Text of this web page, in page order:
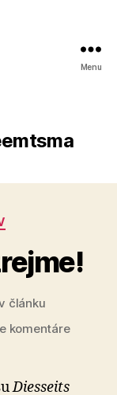
Menu
článku
komentárena
Diesseits